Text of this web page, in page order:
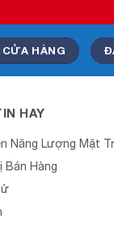
HÀNG
HAY
Năng Lượng Mặt
Bán Hàng